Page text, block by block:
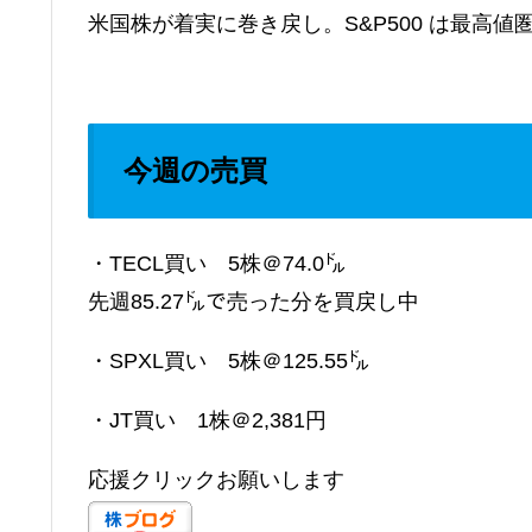
米国株が着実に巻き戻し。S&P500 は最高値
今週の売買
・TECL買い 5株＠74.0㌦
先週85.27㌦で売った分を買戻し中
・SPXL買い 5株＠125.55㌦
・JT買い 1株＠2,381円
応援クリックお願いします